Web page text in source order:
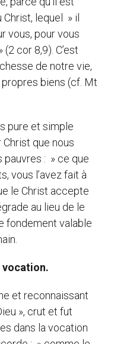
lequel » il
vous, pour vous
cor 8,9). C’est
de notre vie,
biens (cf. Mt
pure et simple
que nous
: » ce que
vous l’avez fait à
le Christ accepte
au lieu de le
fondement valable
et reconnaissant
», crut et fut
dans la vocation